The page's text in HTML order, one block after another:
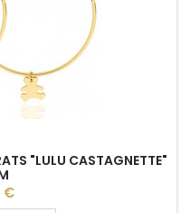
"LULU CASTAGNETTE"
€